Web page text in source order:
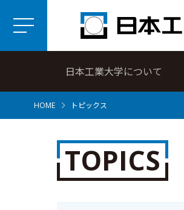
日本工業大学について
HOME トピックス
TOPICS